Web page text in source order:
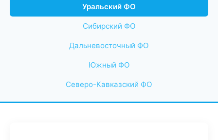
Уральский ФО
Сибирский ФО
Дальневосточный ФО
Южный ФО
Северо-Кавказский ФО